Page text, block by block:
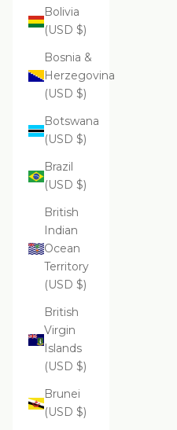
Bolivia
(USD $)
Bosnia &
Herzegovina
(USD $)
Botswana
(USD $)
Brazil
(USD $)
British
Indian
Ocean
Territory
(USD $)
British
Virgin
Islands
(USD $)
Brunei
(USD $)